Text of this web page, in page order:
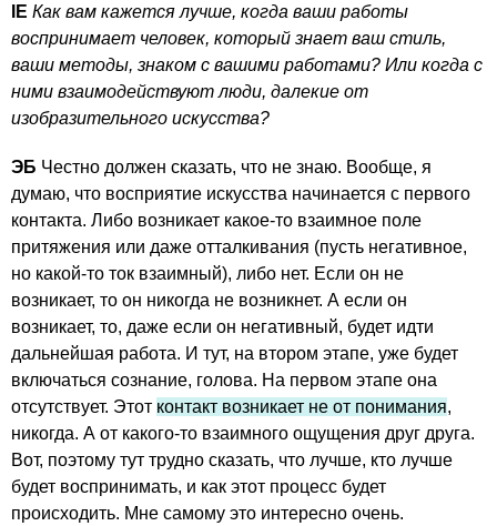
IE Как вам кажется лучше, когда ваши работы
воспринимает человек, который знает ваш стиль,
ваши методы, знаком с вашими работами? Или когда с
ними взаимодействуют люди, далекие от
изобразительного искусства?
ЭБ Честно должен сказать, что не знаю. Вообще, я
думаю, что восприятие искусства начинается с первого
контакта. Либо возникает какое-то взаимное поле
притяжения или даже отталкивания (пусть негативное,
но какой-то ток взаимный), либо нет. Если он не
возникает, то он никогда не возникнет. А если он
возникает, то, даже если он негативный, будет идти
дальнейшая работа. И тут, на втором этапе, уже будет
включаться сознание, голова. На первом этапе она
отсутствует. Этот контакт возникает не от понимания,
никогда. А от какого-то взаимного ощущения друг друга.
Вот, поэтому тут трудно сказать, что лучше, кто лучше
будет воспринимать, и как этот процесс будет
происходить. Мне самому это интересно очень.